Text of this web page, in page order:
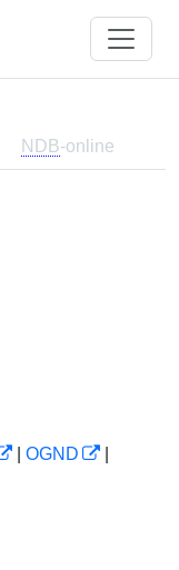
NDB-online
OGND